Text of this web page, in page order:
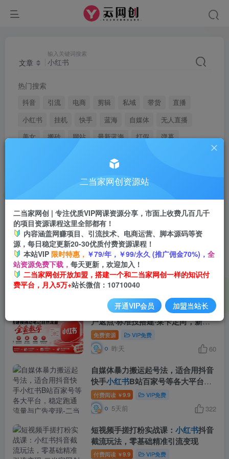
文章
输入关键词搜索
热门搜索
抖音 引流 电商 剪辑 私域 带货
直播
小红书
挂机 快手 蓝海 自媒体
无人直播
美女
搬砖 网站 最新蓝海 打假
弹幕
文章 用户
搜索[小红书]，共找到2589个文章
AI+新个体创业必修课｜道法术器｜
商业逻辑·小红书 流量·AI智能体｜低
成本打造个人变现小生意全套教学
免费资源 VIP免费
昨天
小红书乘风投放-100分钟实操课｜开
户返点·标准投搭建·莱卡定向，新店
建模撬动笔记自然流量全套教学
免费资源 VIP免费
昨天 60
自媒体暴力搬运起号法，适合用抖音
快手小红书B站百家号等各大平台，
稳定跑通流量与广告变现
付费阅读 ￥9.9 VIP免费
5天前 322
短视频手搓打粉实战课： 小红书抖音
截流玩法，零基础精准引流变现
付费阅读 ￥9.9 VIP免费
二当家网创资源站
二当家网创 | 专注优质VIP网课资源分享，市面上收费几百几千
的项目资源课程这里全部都有！
内容涵盖网赚项目、引流技术、电商运营、脚本源码等资
源，每日稳定更新20-30优质付费资源课程！
本站VIP 限时特惠， ￥79/年，￥99/永久 (推广佣金70%)， 全
站资源免费下载， 每天更新，欢迎加入！
二当家网创开放加盟，搭建一个和二当家网创一样的知识付
费平台，月入5万+站长微信：10710040
开通VIP会员 加盟当站长